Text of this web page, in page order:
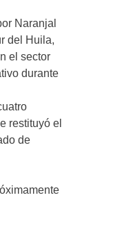
Naranjal
del Huila,
el sector
durante
restituyó el
de